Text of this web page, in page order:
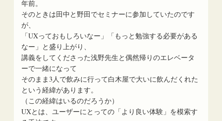
年前。
そのときは田中と野田でセミナーに参加していたのです
が、
「UXっておもしろいなー」「もっと勉強する必要がある
なー」と盛り上がり、
講義をしてくださった浅野先生と偶然帰りのエレベータ
ーで一緒になって
そのまま3人で飲みに行って白木屋で大いに飲んだくれた
という経緯があります。
（この経緯はいるのだろうか）
UXとは、ユーザーにとっての「より良い体験」を模索す